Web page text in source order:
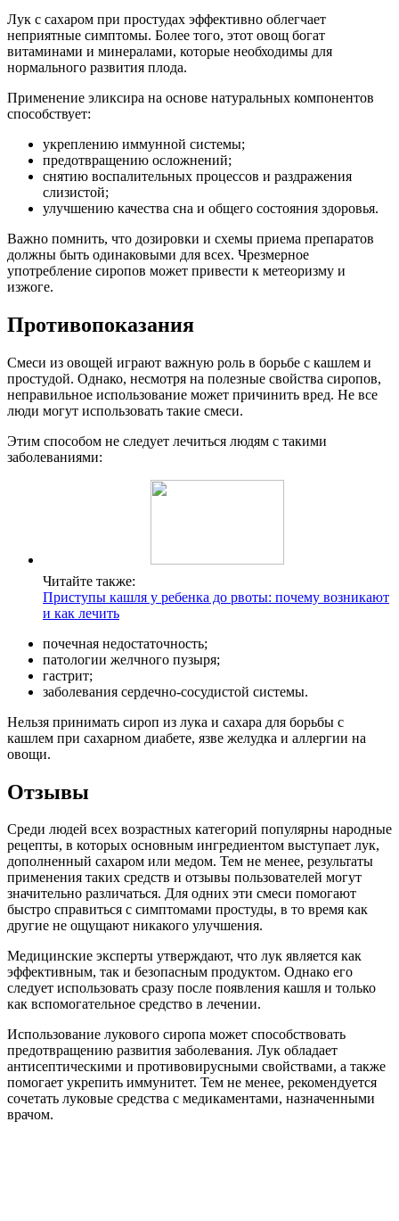
Лук с сахаром при простудах эффективно облегчает
неприятные симптомы. Более того, этот овощ богат
витаминами и минералами, которые необходимы для
нормального развития плода.
Применение эликсира на основе натуральных компонентов
способствует:
укреплению иммунной системы;
предотвращению осложнений;
снятию воспалительных процессов и раздражения
слизистой;
улучшению качества сна и общего состояния здоровья.
Важно помнить, что дозировки и схемы приема препаратов
должны быть одинаковыми для всех. Чрезмерное
употребление сиропов может привести к метеоризму и
изжоге.
Противопоказания
Смеси из овощей играют важную роль в борьбе с кашлем и
простудой. Однако, несмотря на полезные свойства сиропов,
неправильное использование может причинить вред. Не все
люди могут использовать такие смеси.
Этим способом не следует лечиться людям с такими
заболеваниями:
Читайте также:
Приступы кашля у ребенка до рвоты: почему возникают
и как лечить
почечная недостаточность;
патологии желчного пузыря;
гастрит;
заболевания сердечно-сосудистой системы.
Нельзя принимать сироп из лука и сахара для борьбы с
кашлем при сахарном диабете, язве желудка и аллергии на
овощи.
Отзывы
Среди людей всех возрастных категорий популярны народные
рецепты, в которых основным ингредиентом выступает лук,
дополненный сахаром или медом. Тем не менее, результаты
применения таких средств и отзывы пользователей могут
значительно различаться. Для одних эти смеси помогают
быстро справиться с симптомами простуды, в то время как
другие не ощущают никакого улучшения.
Медицинские эксперты утверждают, что лук является как
эффективным, так и безопасным продуктом. Однако его
следует использовать сразу после появления кашля и только
как вспомогательное средство в лечении.
Использование лукового сиропа может способствовать
предотвращению развития заболевания. Лук обладает
антисептическими и противовирусными свойствами, а также
помогает укрепить иммунитет. Тем не менее, рекомендуется
сочетать луковые средства с медикаментами, назначенными
врачом.